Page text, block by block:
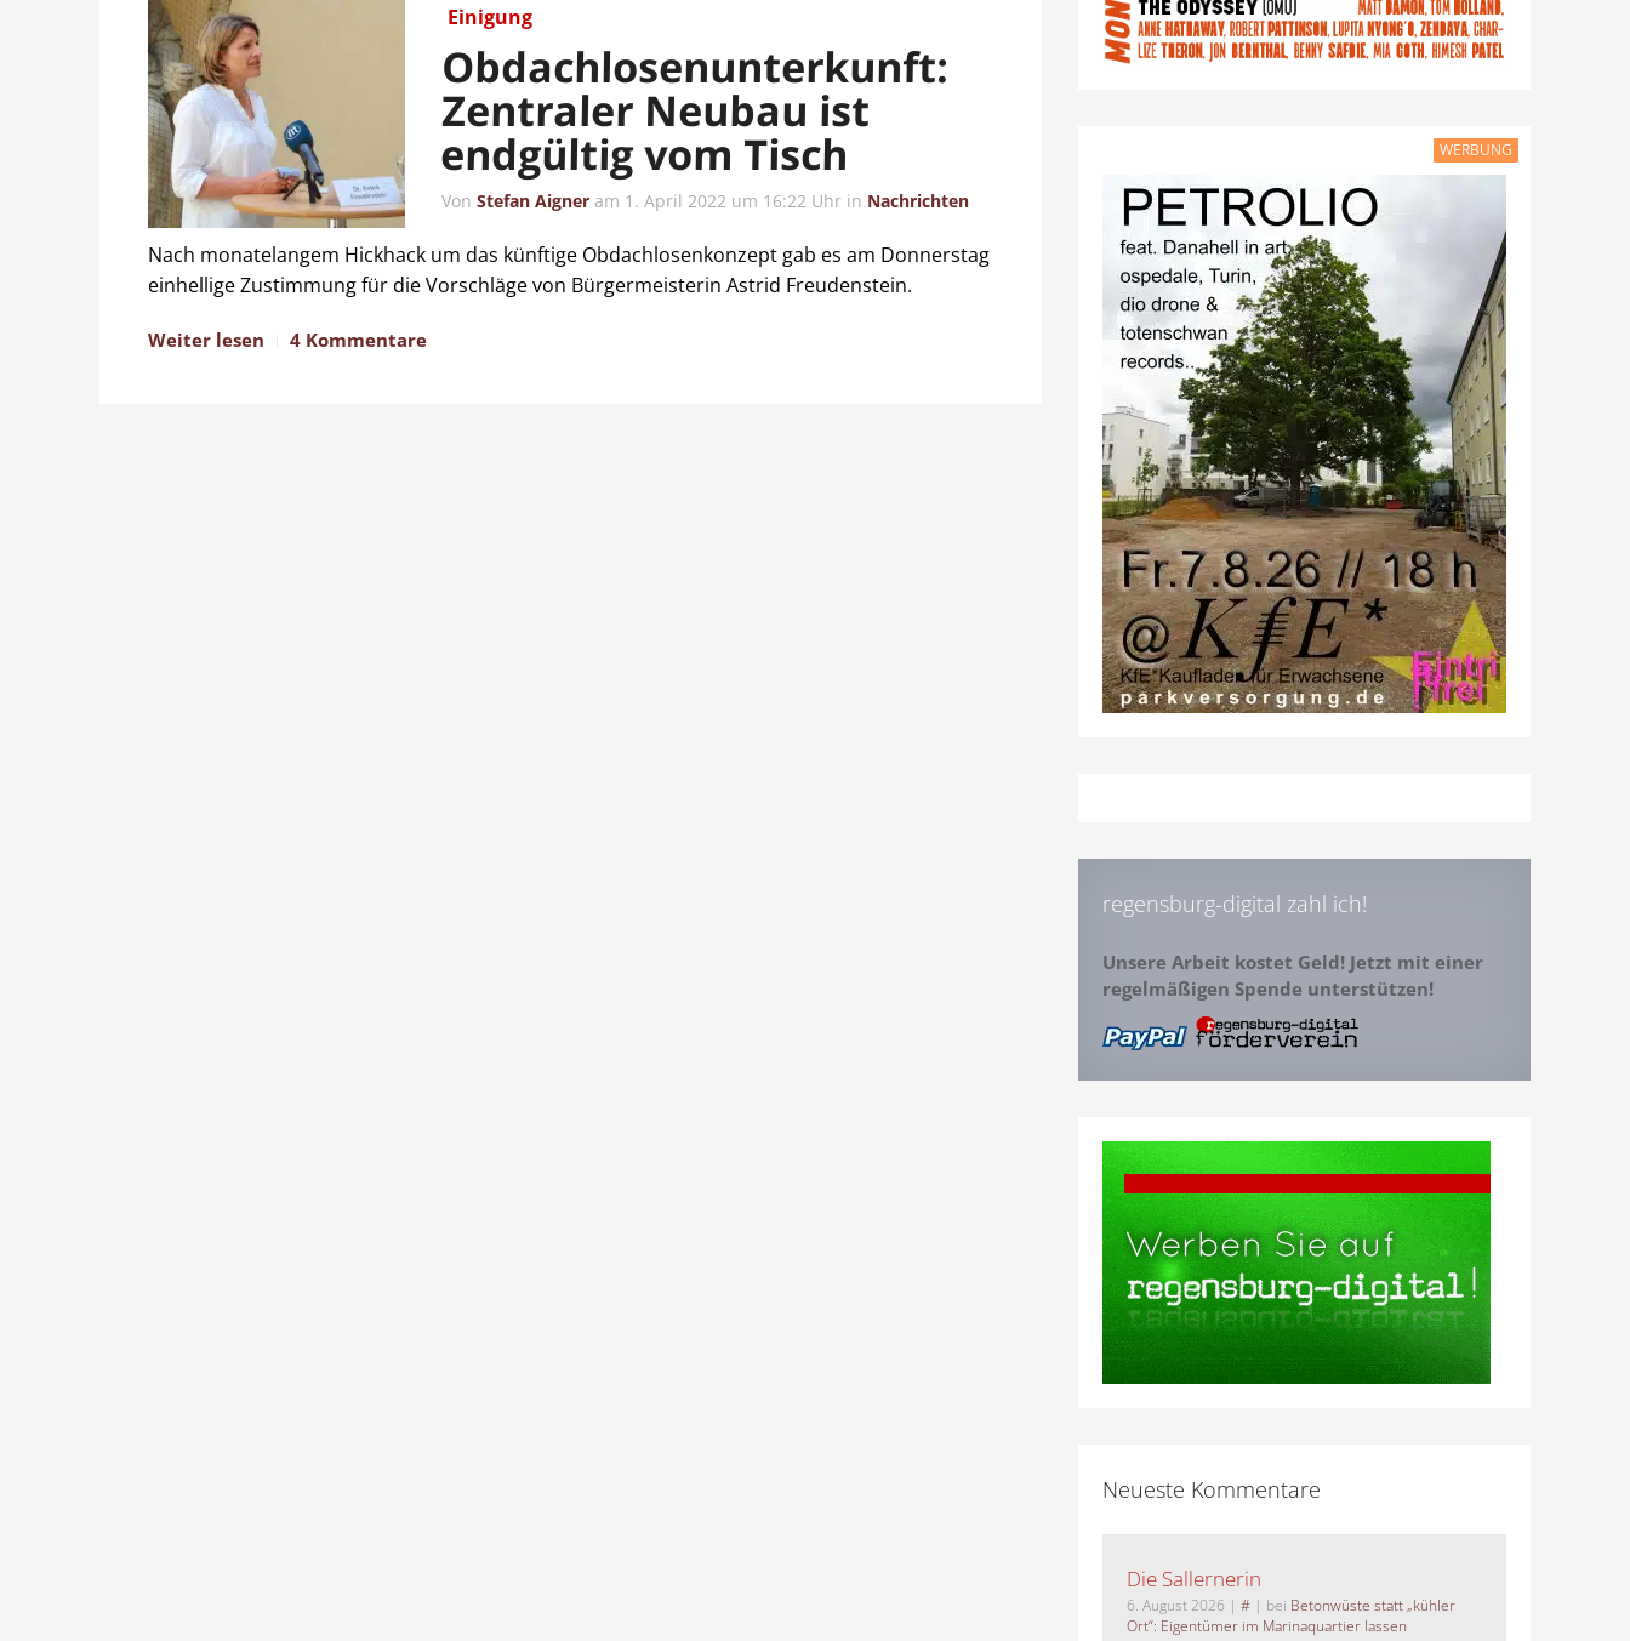
Einigung
Obdachlosenunterkunft:
Zentraler Neubau ist
endgültig vom Tisch
VonStefan Aigner am 1. April 2022 um 16:22 Uhr in Nachrichten
Nach monatelangem Hickhack um das künftige Obdachlosenkonzept gab es am Donnerstag
einhellige Zustimmung für die Vorschläge von Bürgermeisterin Astrid Freudenstein.
Weiter lesen 4 Kommentare
WERBUNG
regensburg-digital zahl ich!
Unsere Arbeit kostet Geld! Jetzt mit einer
regelmäßigen Spende unterstützen!
Neueste Kommentare
Die Sallernerin
6. August 2026 | #| bei Betonwüste statt „kühler
Ort“: Eigentümer im Marinaquartier lassen